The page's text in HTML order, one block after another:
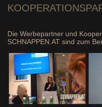
Die Werbepartner und
SCHNAPPEN.AT sind zum